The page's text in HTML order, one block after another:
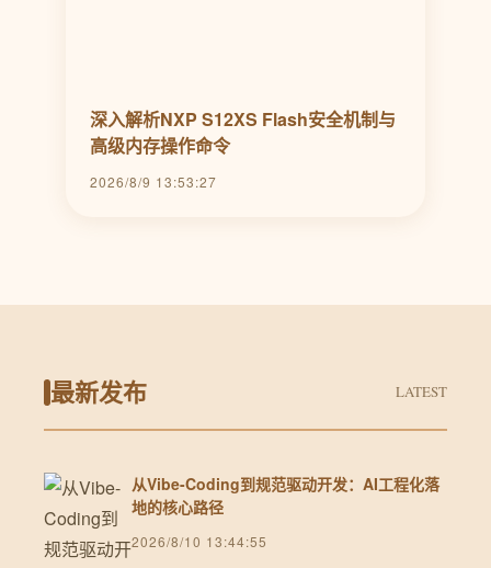
深入解析NXP S12XS Flash安全机制与
高级内存操作命令
2026/8/9 13:53:27
最新发布 LATEST
从Vibe-Coding到规范驱动开发：AI工程化落
地的核心路径
2026/8/10 13:44:55